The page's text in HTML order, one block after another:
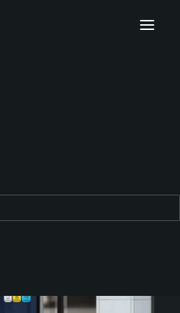
Információs
tervezés